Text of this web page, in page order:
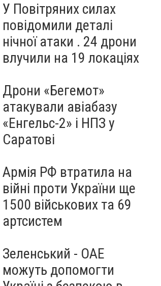
У Повітряних силах
повідомили деталі
нічної атаки . 24 дрони
влучили на 19 локаціях
Дрони «Бегемот»
атакували авіабазу
«Енгельс-2» і НПЗ у
Саратові
Армія РФ втратила на
війні проти України ще
1500 військових та 69
артсистем
Зеленський - ОАЕ
можуть допомогти